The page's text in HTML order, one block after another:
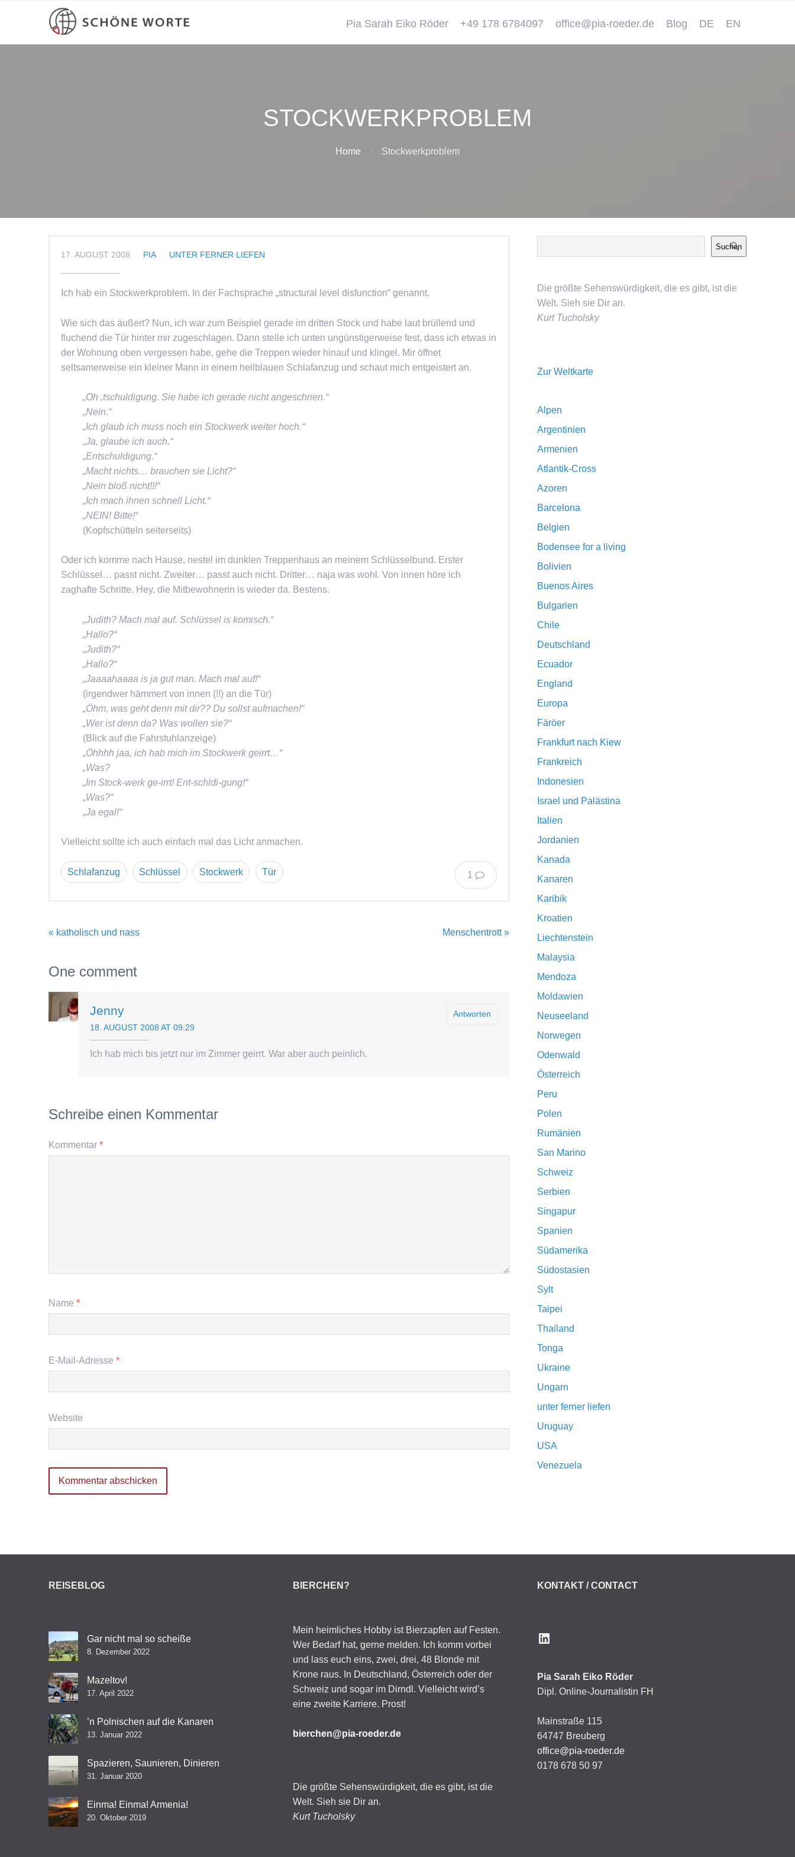
Pia Sarah Eiko Röder +49 178 6784097 office@pia-roeder.de Blog DE EN
STOCKWERKPROBLEM
Home Stockwerkproblem
17. AUGUST 2008 PIA UNTER FERNER LIEFEN
Ich hab ein Stockwerkproblem. In der Fachsprache „structural level disfunction“ genannt.
Wie sich das äußert? Nun, ich war zum Beispiel gerade im dritten Stock und habe laut brüllend und
fluchend die Tür hinter mir zugeschlagen. Dann stelle ich unten ungünstigerweise fest, dass ich etwas in
der Wohnung oben vergessen habe, gehe die Treppen wieder hinauf und klingel. Mir öffnet
seltsamerweise ein kleiner Mann in einem hellblauen Schlafanzug und schaut mich entgeistert an.
„Oh ‚tschuldigung. Sie habe ich gerade nicht angeschrien.“
„Nein.“
„Ich glaub ich muss noch ein Stockwerk weiter hoch.“
„Ja, glaube ich auch.“
„Entschuldigung.“
„Macht nichts… brauchen sie Licht?“
„Nein bloß nicht!!!“
„Ich mach ihnen schnell Licht.“
„NEIN! Bitte!“
(Kopfschütteln seiterseits)
Oder ich komme nach Hause, nestel im dunklen Treppenhaus an meinem Schlüsselbund. Erster
Schlüssel… passt nicht. Zweiter… passt auch nicht. Dritter… naja was wohl. Von innen höre ich
zaghafte Schritte. Hey, die Mitbewohnerin is wieder da. Bestens.
„Judith? Mach mal auf. Schlüssel is komisch.“
„Hallo?“
„Judith?“
„Hallo?“
„Jaaaahaaaa is ja gut man. Mach mal auf!“
(irgendwer hämmert von innen (!!) an die Tür)
„Öhm, was geht denn mit dir?? Du sollst aufmachen!“
„Wer ist denn da? Was wollen sie?“
(Blick auf die Fahrstuhlanzeige)
„Öhhhh jaa, ich hab mich im Stockwerk geirrt…“
„Was?
„Im Stock-werk ge-irrt! Ent-schldi-gung!“
„Was?“
„Ja egal!“
Vielleicht sollte ich auch einfach mal das Licht anmachen.
1
Schlafanzug Schlüssel Stockwerk Tür
« katholisch und nass Menschentrott »
One comment
Antworten
Jenny
18. AUGUST 2008 AT 09:29
Ich hab mich bis jetzt nur im Zimmer geirrt. War aber auch peinlich.
Schreibe einen Kommentar
Kommentar *
Name *
E-Mail-Adresse *
Website
Suchen
Die größte Sehenswürdigkeit, die es gibt, ist die
Welt. Sieh sie Dir an.
Kurt Tucholsky
Zur Weltkarte
Alpen
Argentinien
Armenien
Atlantik-Cross
Azoren
Barcelona
Belgien
Bodensee for a living
Bolivien
Buenos Aires
Bulgarien
Chile
Deutschland
Ecuador
England
Europa
Färöer
Frankfurt nach Kiew
Frankreich
Indonesien
Israel und Palästina
Italien
Jordanien
Kanada
Kanaren
Karibik
Kroatien
Liechtenstein
Malaysia
Mendoza
Moldawien
Neuseeland
Norwegen
Odenwald
Österreich
Peru
Polen
Rumänien
San Marino
Schweiz
Serbien
Singapur
Spanien
Südamerika
Südostasien
Sylt
Taipei
Thailand
Tonga
Ukraine
Ungarn
unter ferner liefen
Uruguay
USA
Venezuela
REISEBLOG
Gar nicht mal so scheiße
8. Dezember 2022
Mazeltov!
17. April 2022
’n Polnischen auf die Kanaren
13. Januar 2022
Spazieren, Saunieren, Dinieren
31. Januar 2020
Einma! Einma! Armenia!
20. Oktober 2019
BIERCHEN?
Mein heimliches Hobby ist Bierzapfen auf Festen.
Wer Bedarf hat, gerne melden. Ich komm vorbei
und lass euch eins, zwei, drei, 48 Blonde mit
Krone raus. In Deutschland, Österreich oder der
Schweiz und sogar im Dirndl. Vielleicht wird’s
eine zweite Karriere. Prost!
bierchen@pia-roeder.de
Die größte Sehenswürdigkeit, die es gibt, ist die
Welt. Sieh sie Dir an.
Kurt Tucholsky
KONTAKT / CONTACT
LinkedIn
Pia Sarah Eiko Röder
Dipl. Online-Journalistin FH
Mainstraße 115
64747 Breuberg
office@pia-roeder.de
0178 678 50 97